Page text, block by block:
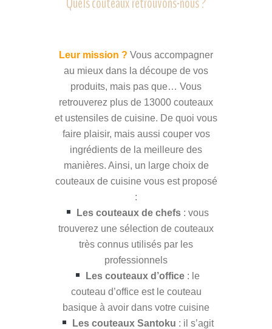
Leur mission ? Vous accompagner
au mieux dans la découpe de vos
produits, mais pas que… Vous
retrouverez plus de 13000 couteaux
et ustensiles de cuisine. De quoi vous
faire plaisir, mais aussi couper vos
ingrédients de la meilleure des
manières. Ainsi, un large choix de
couteaux de cuisine vous est proposé
:
Les couteaux de chefs : vous
trouverez une sélection de couteaux
très connus utilisés par les
professionnels
Les couteaux d’office : le
couteau d’office est le couteau
basique à avoir dans votre cuisine
Les couteaux Santoku : il s’agit